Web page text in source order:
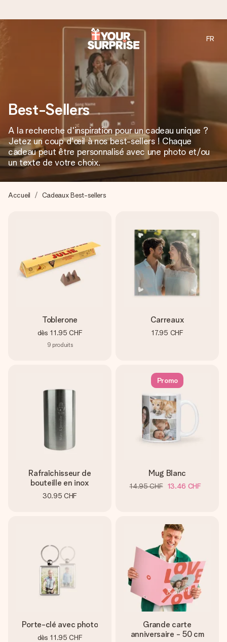
Commandé ce jour, expédié sous 24h
Nous préparons votre cadeau avec attention et l’envoyons
en un éclair – pour que vous puissiez l’offrir au bon moment,
quand cela compte le plus.
4,7 (sur la base de +15 000 avis)
Nos cadeaux sont appréciés. Les clients nous attribuent
une note de 4,7 sur Google Reviews (total de tous les
pays où nous sommes présents).
Créez quelque chose d’unique en quelques étapes – avec
son prénom, votre photo ou un message qui touche le cœur.
Sans complications, juste tout l’amour pour le moment idéal.
FR
Best-Sellers
A la recherche d'inspiration pour un cadeau unique ?
Jetez un coup d'œil à nos best-sellers ! Chaque
cadeau peut être personnalisé avec une photo et/ou
un texte de votre choix.
Accueil Cadeaux Best-sellers
Toblerone
dès 11.95 CHF
9 produits
Carreaux
17.95 CHF
Rafraîchisseur de
bouteille en inox
30.95 CHF
Promo
Mug Blanc
14.95 CHF 13.46 CHF
Porte-clé avec photo
dès 11.95 CHF
Grande carte
anniversaire - 50 cm